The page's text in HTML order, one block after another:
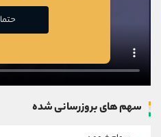
سهم های بروزرسانی شده
حتما